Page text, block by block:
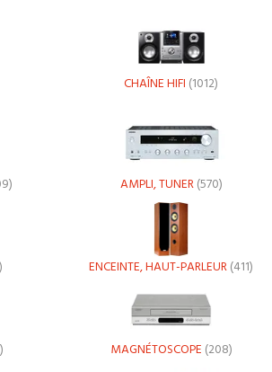
CHAÎNE HIFI (1012)
AMPLI, TUNER(570)
ENCEINTE, HAUT-PARLEUR(411)
MAGNÉTOSCOPE (208)